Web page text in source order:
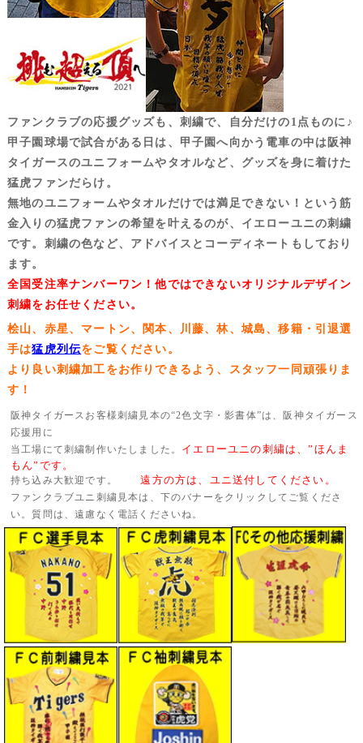
特定商取引の表示
ご利用規約
イエローユニ日記
よくあるご質問
プライバシー保護
お支払い方法
返品キャンセルは？
商品のお届けに
送料について
刺繍について
ファンクラブの応援グッズも、刺繍で、自分だけの1点ものに♪
甲子園球場で試合がある日は、甲子園へ向かう電車の中は阪神
タイガースのユニフォームやタオルなど、グッズを身に着けた
猛虎ファンだらけ。
無地のユニフォームやタオルだけでは満足できない！という筋
金入りの猛虎ファンの希望を叶えるのが、イエローユニの刺繍
です。刺繍の色など、アドバイスとコーディネートもしており
ます。
全国受注率ナンバーワン！他ではできないオリジナルデザイン
刺繍をお任せください。
桧山、赤星、マートン、関本、川藤、林、城島、移籍・引退選
手は猛虎列伝をご覧ください。
より良い刺繍加工をお作りできるよう、スタッフ一同頑張りま
す！
阪神タイガースお客様刺繍見本の“2色文字・影書体”は、阪神タイガース
応援用に
当工場にて刺繍制作いたしました。 イエローユニの刺繍は、”ほんま
もん”です。
持ち込み大歓迎です。 遠方の方は、ユニ送付してください。
ファンクラブユニ刺繍見本は、下のバナーをクリックしてご覧くださ
い。質問は、遠慮なく電話くださいね。